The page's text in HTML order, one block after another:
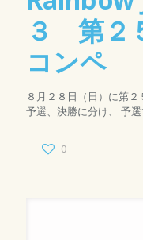
３ 第２
コンペ
８月２８日（日）に第２
予選、決勝に分け、 予
0